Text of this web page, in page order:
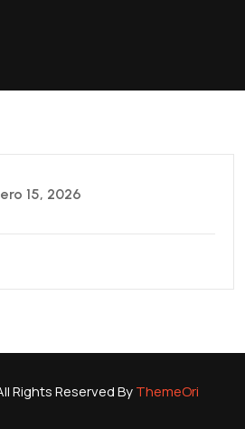
15, 2026
Rights Reserved ByThemeOri